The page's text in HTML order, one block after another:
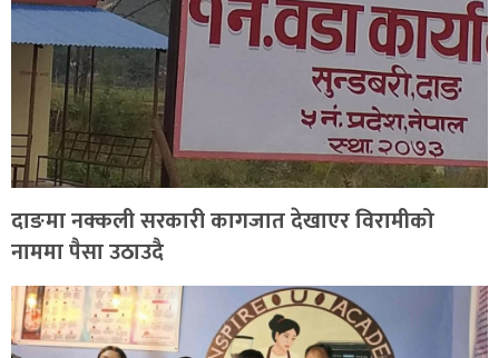
दाङमा नक्कली सरकारी कागजात देखाएर विरामीको
नाममा पैसा उठाउदै